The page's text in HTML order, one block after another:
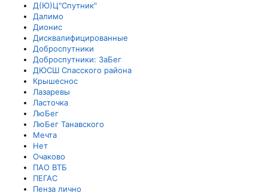
Д(Ю)Ц"Спутник"
Далимо
Дионис
Дисквалифицированные
Доброспутники
Доброспутники: ЗаБег
ДЮСШ Спасского района
Крышеснос
Лазаревы
Ласточка
ЛюБег
ЛюБег Танавского
Мечта
Нет
Очаково
ПАО ВТБ
ПЕГАС
Пенза лично